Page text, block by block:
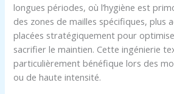
longues périodes, où l’hygiène est
des zones de mailles spécifiques, plus
placées stratégiquement pour
sacrifier le maintien. Cette ingénierie
particulièrement bénéfique lors des
ou de haute intensité.